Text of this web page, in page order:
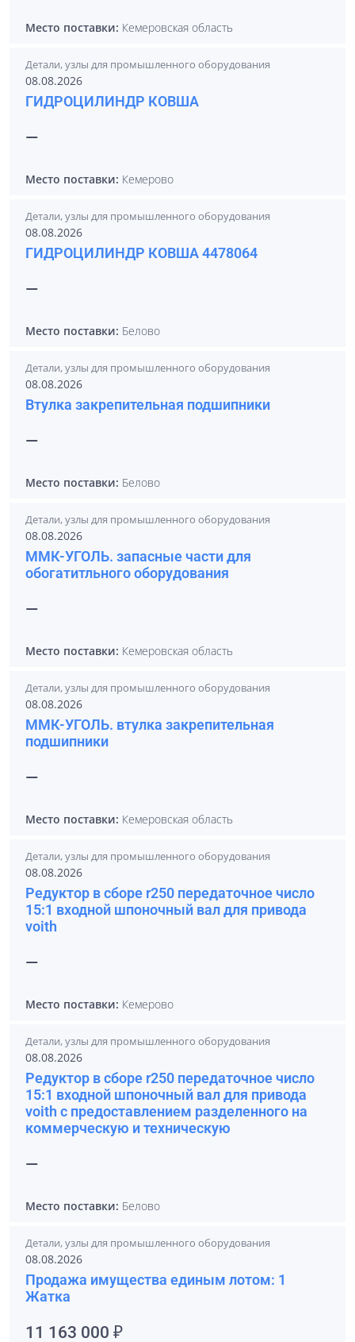
Место поставки: Кемеровская область
Детали, узлы для промышленного оборудования
08.08.2026
ГИДРОЦИЛИНДР КОВША
—
Место поставки: Кемерово
Детали, узлы для промышленного оборудования
08.08.2026
ГИДРОЦИЛИНДР КОВША 4478064
—
Место поставки: Белово
Детали, узлы для промышленного оборудования
08.08.2026
Втулка закрепительная подшипники
—
Место поставки: Белово
Детали, узлы для промышленного оборудования
08.08.2026
ММК-УГОЛЬ. запасные части для
обогатитльного оборудования
—
Место поставки: Кемеровская область
Детали, узлы для промышленного оборудования
08.08.2026
ММК-УГОЛЬ. втулка закрепительная
подшипники
—
Место поставки: Кемеровская область
Детали, узлы для промышленного оборудования
08.08.2026
Редуктор в сборе r250 передаточное число
15:1 входной шпоночный вал для привода
voith
—
Место поставки: Кемерово
Детали, узлы для промышленного оборудования
08.08.2026
Редуктор в сборе r250 передаточное число
15:1 входной шпоночный вал для привода
voith с предоставлением разделенного на
коммерческую и техническую
—
Место поставки: Белово
Детали, узлы для промышленного оборудования
08.08.2026
Продажа имущества единым лотом: 1
Жатка
11 163 000 ₽